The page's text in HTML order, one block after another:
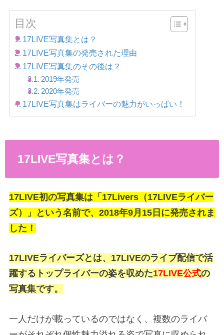
目次
17LIVE写真集とは？
17LIVE写真集の発売された理由
17LIVE写真集のその後は？
2019年発売
2020年発売
17LIVE写真集はライバーの魅力がいっぱい！
17LIVE写真集とは？
17LIVE初の写真集は「17Livers（17LIVEライバー
ズ）」という名前で、2018年9月15日に発売されま
した！
17LIVEライバーズとは、17LIVEのライブ配信で活
躍するトップライバーの姿を収めた17LIVE公式の
写真集です。
一人だけが載っているのではなく、複数のライバ